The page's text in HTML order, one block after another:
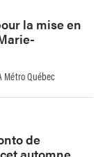
la mise en
Métro Québec
de